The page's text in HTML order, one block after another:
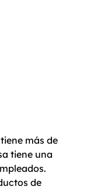
más de
tiene una
de